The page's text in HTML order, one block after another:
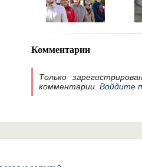
Комментарии
Только
комментарии. Войдите